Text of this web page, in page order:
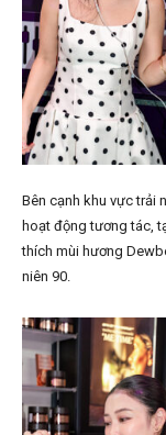
Bên cạnh khu vực trải
hoạt động tương tác,
thích mùi hương
niên 90.